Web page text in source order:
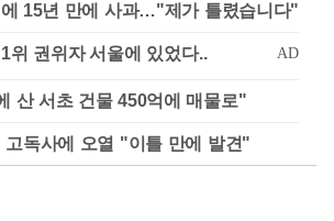
에 15년 만에 사과…"제가 틀렸습니다"
산 서초 건물 450억에 매물로"
고독사에 오열 "이틀 만에 발견"